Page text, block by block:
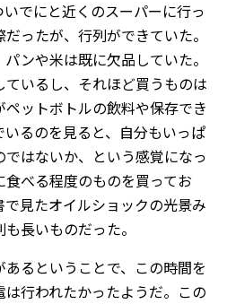
でにと近くのスーパーに行っ
ったが、行列ができていた。
ンや米は既に欠品していた。
いるし、それほど買うものは
ットボトルの飲料や保存でき
るのを見ると、自分もいっぱ
はないか、という感覚になっ
べる程度のものを買ってお
見たオイルショックの光景み
長いものだった。
るということで、この時間を
行われたかったようだ。この